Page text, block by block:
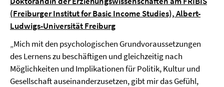
(Freiburger Institut for Basic Income Studies), Albert-
Ludwigs-Universität Freiburg
„Mich mit den psychologischen Grundvoraussetzungen
des Lernens zu beschäftigen und gleichzeitig nach
Möglichkeiten und Implikationen für Politik, Kultur und
Gesellschaft auseinanderzusetzen, gibt mir das Gefühl,